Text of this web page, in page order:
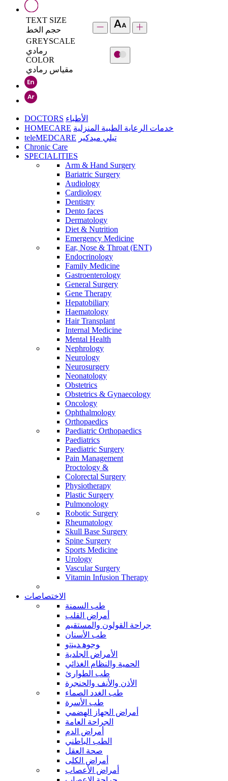
TEXT SIZE
حجم الخط
GREYSCALE
رمادي
COLOR
مقياس رمادي
DOCTORS الأطباء
HOMECARE خدمات الرعاية الطبية المنزلية
teleMEDCARE تيلي ميدكير
Chronic Care
SPECIALITIES
Arm & Hand Surgery
Bariatric Surgery
Audiology
Cardiology
Dentistry
Dento faces
Dermatology
Diet & Nutrition
Emergency Medicine
Ear, Nose & Throat (ENT)
Endocrinology
Family Medicine
Gastroenterology
General Surgery
Gene Therapy
Hepatobiliary
Haematology
Hair Transplant
Internal Medicine
Mental Health
Nephrology
Neurology
Neurosurgery
Neonatology
Obstetrics
Obstetrics & Gynaecology
Oncology
Ophthalmology
Orthopaedics
Paediatric Orthopaedics
Paediatrics
Paediatric Surgery
Pain Management
Proctology &
Colorectal Surgery
Physiotherapy
Plastic Surgery
Pulmonology
Robotic Surgery
Rheumatology
Skull Base Surgery
Spine Surgery
Sports Medicine
Urology
Vascular Surgery
Vitamin Infusion Therapy
الاختصاصات
طب السمنة
أمراض القلب
جراحة القولون والمستقيم
طب الأسنان
ﻮﺟﻮﻫ ﺪﻴﻨﺗﻭ
الأمراض الجلدية
الحمية والنظام الغذائي
طب الطوارئ
الأذن والأنف والحنجرة
طب الغدد الصماء
طب الأسرة
أمراض الجهاز الهضمي
الجراحة العامة
أمراض الدم
الطب الباطني
صحة العقل
أمراض الكلى
أمراض الأعصاب